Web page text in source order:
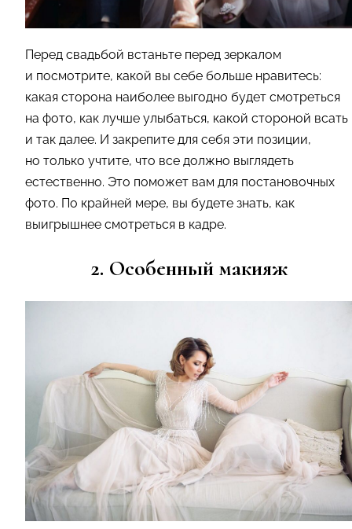
Перед свадьбой встаньте перед зеркалом
и посмотрите, какой вы себе больше нравитесь:
какая сторона наиболее выгодно будет смотреться
на фото, как лучше улыбаться, какой стороной всать
и так далее. И закрепите для себя эти позиции,
но только учтите, что все должно выглядеть
естественно. Это поможет вам для постановочных
фото. По крайней мере, вы будете знать, как
выигрышнее смотреться в кадре.
2. Особенный макияж